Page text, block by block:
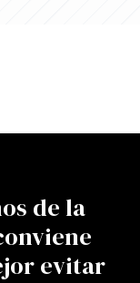
de la
evitar